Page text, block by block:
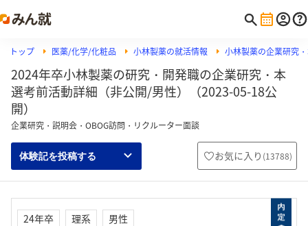
トップ 医薬/化学/化粧品 小林製薬の就活情報 小林製薬の企業研究
2024年卒小林製薬の研究・開発職の企業研究・本
選考前活動詳細（非公開/男性）（2023-05-18公
開）
企業研究・説明会・OBOG訪問・リクルーター面談
体験記を投稿する お気に入り (13788)
24年卒 理系
男性